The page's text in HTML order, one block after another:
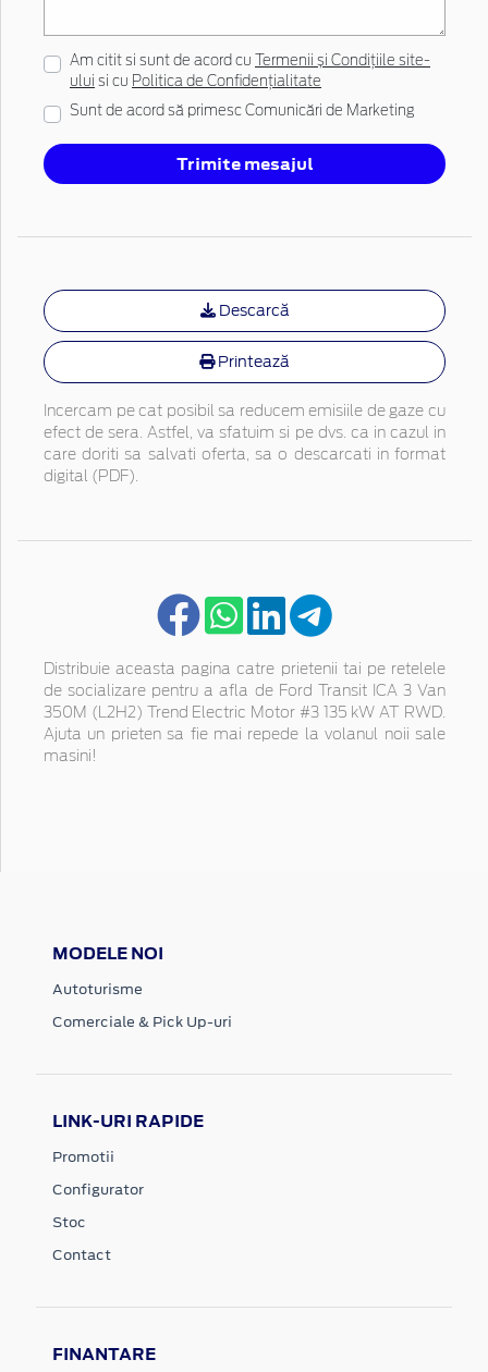
Am citit si sunt de acord cu
Termenii și Condițiile site-
ului si cu Politica de Confidențialitate
Sunt de acord să primesc Comunicări de Marketing
Trimite mesajul
Descarcă
Printează
Incercam pe cat posibil sa reducem emisiile de gaze cu
efect de sera. Astfel, va sfatuim si pe dvs. ca in cazul in
care doriti sa salvati oferta, sa o descarcati in format
digital (PDF).
Distribuie aceasta pagina catre prietenii tai pe retelele
de socializare pentru a afla de Ford Transit ICA 3 Van
350M (L2H2) Trend Electric Motor #3 135 kW AT RWD.
Ajuta un prieten sa fie mai repede la volanul noii sale
masini!
MODELE NOI
Autoturisme
Comerciale & Pick Up-uri
LINK-URI RAPIDE
Promotii
Configurator
Stoc
Contact
FINANTARE